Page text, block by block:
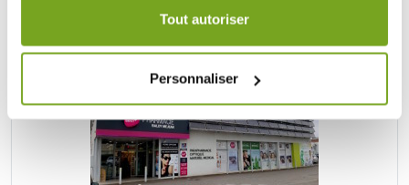
Tout autoriser
Personnaliser
ИНТЕРНЕТ-АПТЕКА BALDY MÉJEAN
LE SITE DE PARAPHARMACIE EN LIGNE